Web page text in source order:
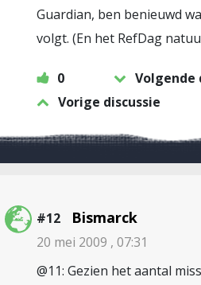
Guardian, ben benieuwd
volgt. (En het RefDag
0
Volgende
Vorige discussie
#12 Bismarck
20 mei 2009 , 07:31
@11: Gezien het aantal